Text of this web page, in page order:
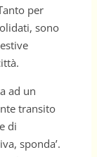
per
sono
ad un
transito
di
sponda’.